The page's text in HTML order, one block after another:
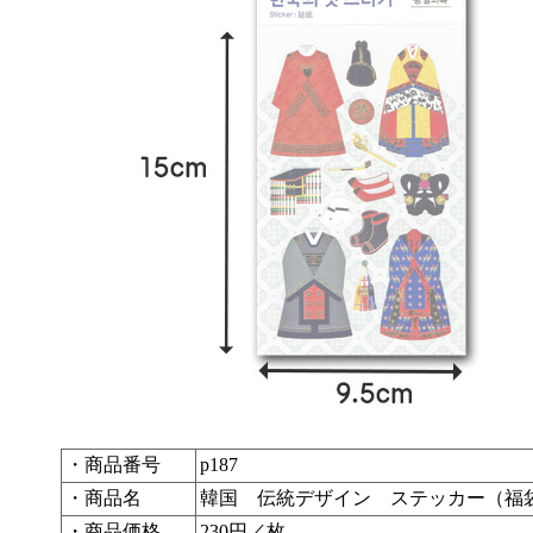
・商品番号
p187
・商品名
韓国 伝統デザイン ステッカー（福